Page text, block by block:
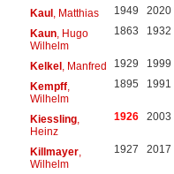
Kaul, Matthias 1949 2020
Kaun, Hugo
Wilhelm
1863 1932
Kelkel, Manfred 1929 1999
Kempff,
Wilhelm
1895 1991
Kiessling,
Heinz
1926 2003
Killmayer,
Wilhelm
1927 2017